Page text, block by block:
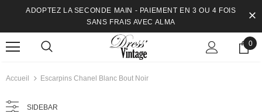
ADOPTEZ LA SECONDE MAIN - PAIEMENT EN 3 OU 4 FOIS
SANS FRAIS AVEC ALMA
0
Accueil Escarpins Chanel Blanc Bout Noir
SIDEBAR